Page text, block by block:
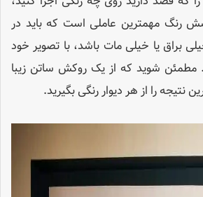
رنگ مهمترین عاملی است که باید در
براق یا خیلی مات باشد، با تصویر خود
شوید که از یک روکش ساتن زیبا
نتیجه را از هر دیوار رنگی بگیرید.